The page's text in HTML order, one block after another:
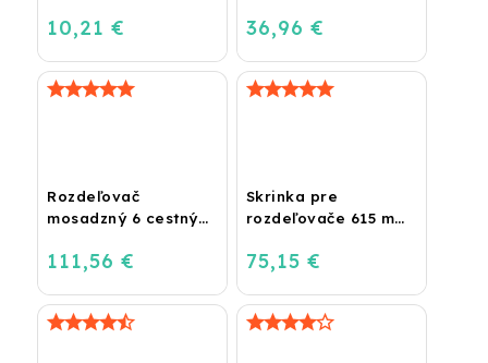
DRY)
10,21 € 36,96 €
Rozdeľovač
mosadzný 6 cestný
kúrenie
111,56 €
Skrinka pre
rozdeľovače 615 mm
75,15 €